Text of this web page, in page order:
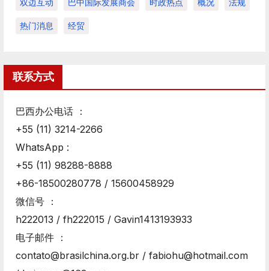
双边互动 巴中国际发展商会 时政热点 概况 法规
热门消息 经贸
联系方式
巴西办公电话 ：
+55 (11) 3214-2266
WhatsApp :
+55 (11) 98288-8888
+86-18500280778 / 15600458929
微信号 ：
h222013 / fh222015 / Gavin1413193933
电子邮件 ：
contato@brasilchina.org.br / fabiohu@hotmail.com